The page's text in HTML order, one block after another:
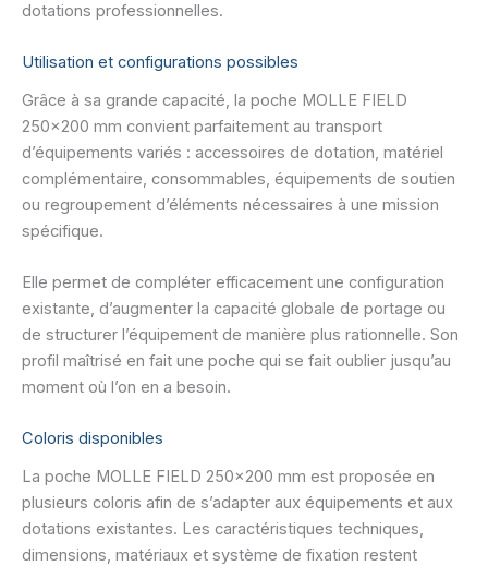
dotations professionnelles.
Utilisation et configurations possibles
Grâce à sa grande capacité, la poche MOLLE FIELD
250×200 mm convient parfaitement au transport
d’équipements variés : accessoires de dotation, matériel
complémentaire, consommables, équipements de soutien
ou regroupement d’éléments nécessaires à une mission
spécifique.
Elle permet de compléter efficacement une configuration
existante, d’augmenter la capacité globale de portage ou
de structurer l’équipement de manière plus rationnelle. Son
profil maîtrisé en fait une poche qui se fait oublier jusqu’au
moment où l’on en a besoin.
Coloris disponibles
La poche MOLLE FIELD 250×200 mm est proposée en
plusieurs coloris afin de s’adapter aux équipements et aux
dotations existantes. Les caractéristiques techniques,
dimensions, matériaux et système de fixation restent